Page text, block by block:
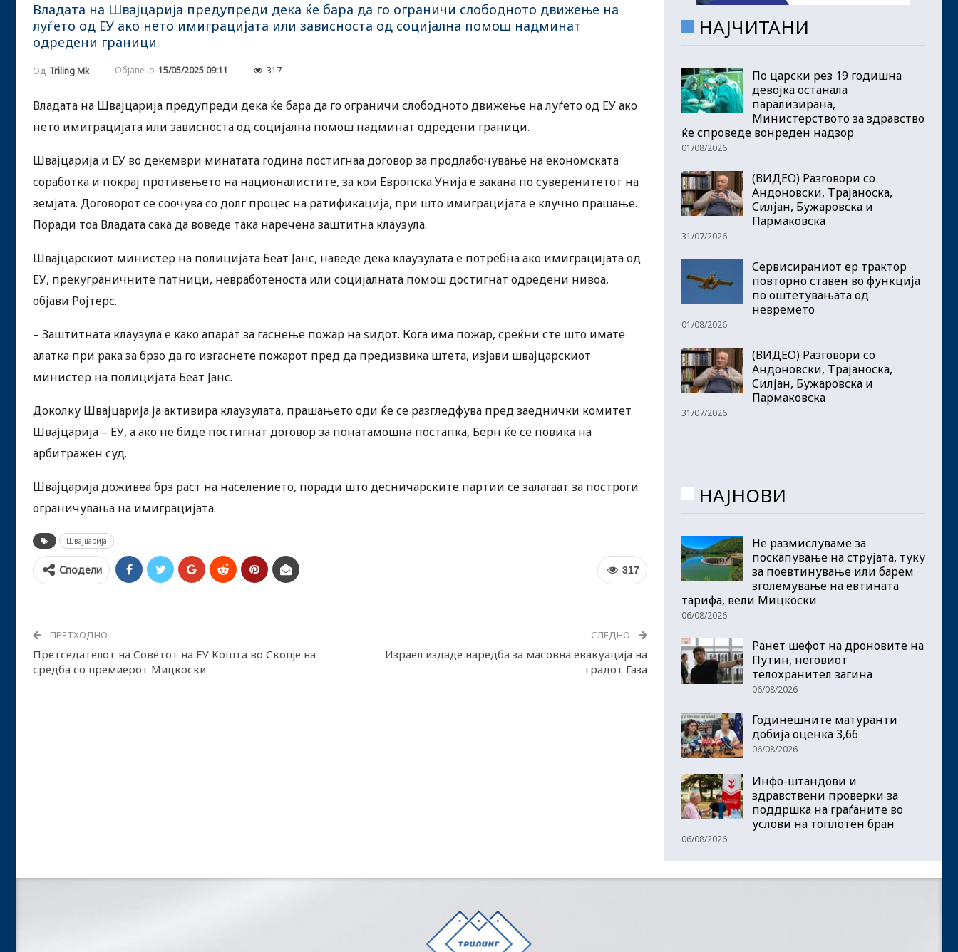
Владата на Швајцарија предупреди дека ќе бара да го ограничи слободното движење на
луѓето од ЕУ ако нето имиграцијата или зависноста од социјална помош надминат
одредени граници.
Од Triling Mk Објавено 15/05/2025 09:11 317
Владата на Швајцарија предупреди дека ќе бара да го ограничи слободното движење на луѓето од ЕУ ако
нето имиграцијата или зависноста од социјална помош надминат одредени граници.
Швајцарија и ЕУ во декември минатата година постигнаа договор за продлабочување на економската
соработка и покрај противењето на националистите, за кои Европска Унија е закана по суверенитетот на
земјата. Договорот се соочува со долг процес на ратификација, при што имиграцијата е клучно прашање.
Поради тоа Владата сака да воведе така наречена заштитна клаузула.
Швајцарскиот министер на полицијата Беат Јанс, наведе дека клаузулата е потребна ако имиграцијата од
ЕУ, прекуграничните патници, невработеноста или социјалната помош достигнат одредени нивоа,
објави Ројтерс.
– Заштитната клаузула е како апарат за гаснење пожар на ѕидот. Кога има пожар, среќни сте што имате
алатка при рака за брзо да го изгаснете пожарот пред да предизвика штета, изјави швајцарскиот
министер на полицијата Беат Јанс.
Доколку Швајцарија ја активира клаузулата, прашањето оди ќе се разгледфува пред заеднички комитет
Швајцарија – ЕУ, а ако не биде постигнат договор за понатамошна постапка, Берн ќе се повика на
арбитражен суд.
Швајцарија доживеа брз раст на населението, поради што десничарските партии се залагаат за построги
ограничувања на имиграцијата.
Швајцарија
317
Сподели
ПРЕТХОДНО
Претседателот на Советот на ЕУ Кошта во Скопје на
средба со премиерот Мицкоски
СЛЕДНО
Израел издаде наредба за масовна евакуација на
градот Газа
НАЈЧИТАНИ
По царски рез 19 годишна
девојка останала
парализирана,
Министерството за здравство
ќе спроведе вонреден надзор
01/08/2026
(ВИДЕО) Разговори со
Андоновски, Трајаноска,
Силјан, Бужаровска и
Пармаковска
31/07/2026
Сервисираниот ер трактор
повторно ставен во функција
по оштетувањата од
невремето
01/08/2026
(ВИДЕО) Разговори со
Андоновски, Трајаноска,
Силјан, Бужаровска и
Пармаковска
31/07/2026
НАЈНОВИ
Не размислуваме за
поскапување на струјата, туку
за поевтинување или барем
зголемување на евтината
тарифа, вели Мицкоски
06/08/2026
Ранет шефот на дроновите на
Путин, неговиот
телохранител загина
06/08/2026
Годинешните матуранти
добија оценка 3,66
06/08/2026
Инфо-штандови и
здравствени проверки за
поддршка на граѓаните во
услови на топлотен бран
06/08/2026